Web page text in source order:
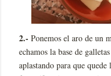
2.- Ponemos el aro de un
echamos la base de
aplastando para que